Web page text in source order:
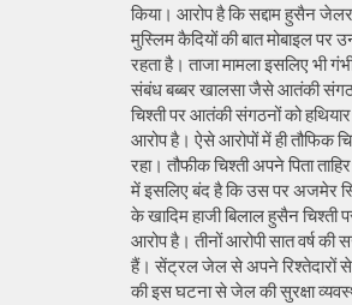
किया। आरोप है कि सद्दाम हुसैन
मुस्लिम कैदियों की बात मोबाइल पर
रहता है। ताजा मामला इसलिए भी
संबंध बब्बर खालसा जैसे आतंकी
चिश्ती पर आतंकी संगठनों को
आरोप है। ऐसे आरोपों में ही तौफिक
रहा। तौफीक चिश्ती अपने पिता
में इसलिए बंद है कि उस पर अजमेर
के खादिम हाजी बिलाल हुसैन चिश्ती
आरोप है। तीनों आरोपी सात वर्ष
हैं। सेंट्रल जेल से अपने रिश्तेदारों से
की इस घटना से जेल की सुरक्षा